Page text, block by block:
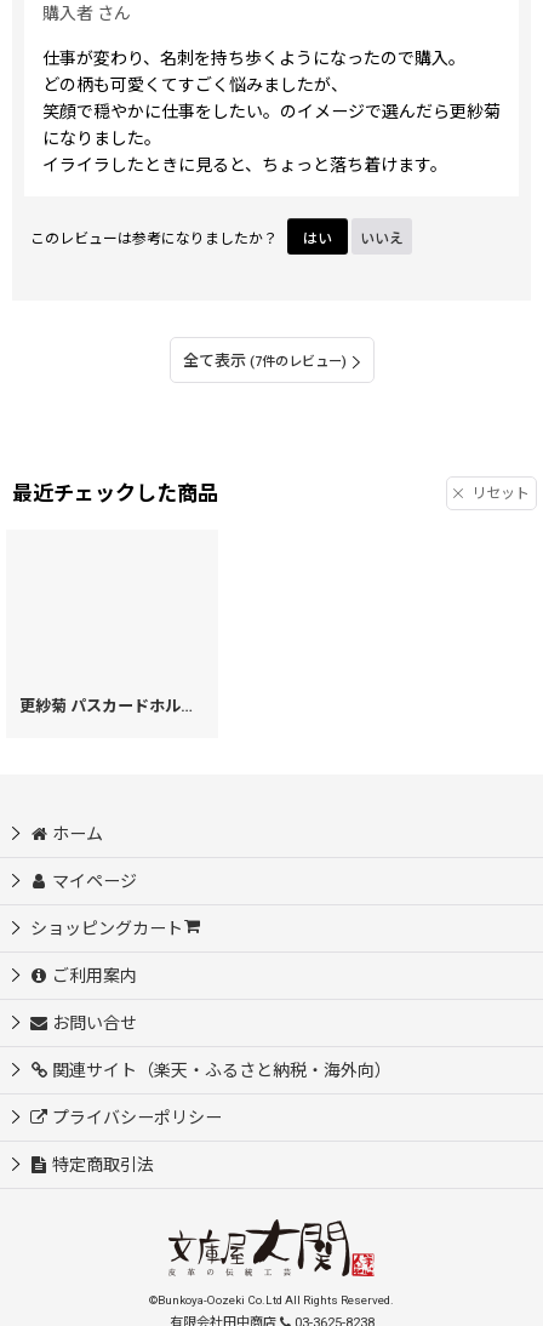
購入者 さん
仕事が変わり、名刺を持ち歩くようになったので購入。
どの柄も可愛くてすごく悩みましたが、
笑顔で穏やかに仕事をしたい。のイメージで選んだら更紗菊
になりました。
イライラしたときに見ると、ちょっと落ち着けます。
このレビューは参考になりましたか？ はい いいえ
全て表示 (7件のレビュー)
最近チェックした商品 リセット
更紗菊 パスカードホルダー［t］
ホーム
マイページ
ショッピングカート
ご利用案内
お問い合せ
関連サイト（楽天・ふるさと納税・海外向）
プライバシーポリシー
特定商取引法
©Bunkoya-Oozeki Co.Ltd All Rights Reserved.